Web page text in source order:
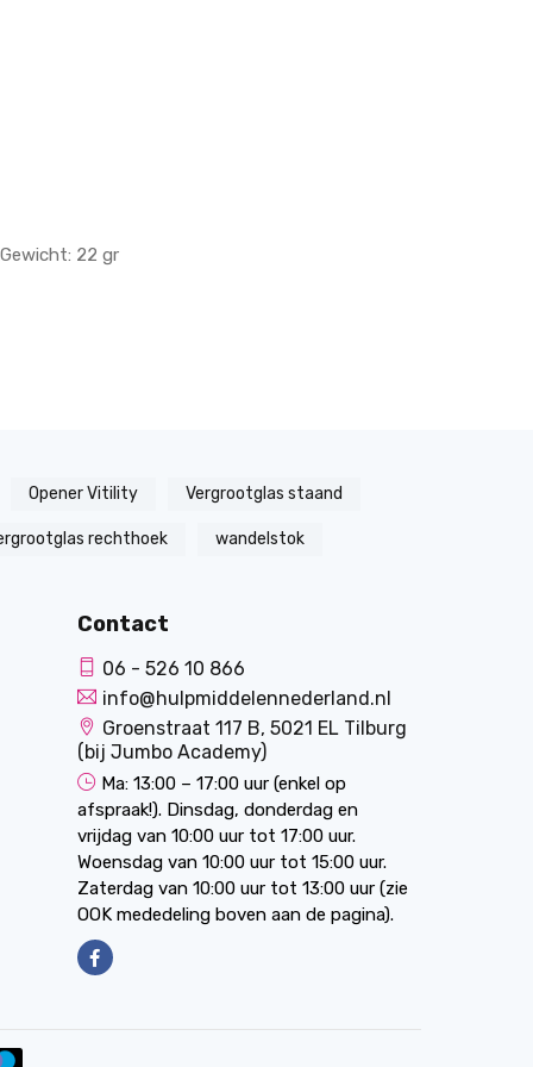
22 gr
Opener Vitility Vergrootglas staand
rechthoek wandelstok
Contact
06 - 526 10 866
info@hulpmiddelennederland.nl
Groenstraat 117 B, 5021 EL Tilburg
(bij Jumbo Academy)
Ma: 13:00 – 17:00 uur (enkel op
afspraak!). Dinsdag, donderdag en
vrijdag van 10:00 uur tot 17:00 uur.
Woensdag van 10:00 uur tot 15:00 uur.
Zaterdag van 10:00 uur tot 13:00 uur (zie
OOK mededeling boven aan de pagina).